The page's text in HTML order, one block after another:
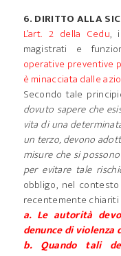
6. DIRITTO ALLA
L’art. 2 della Cedu,
magistrati e
operative preventive
è minacciata dalle
Secondo tale
dovuto sapere che
vita di una
un terzo, devono
misure che si
per evitare tale
obbligo, nel
recentemente
a. Le autorità
denunce di violenza
b. Quando tali